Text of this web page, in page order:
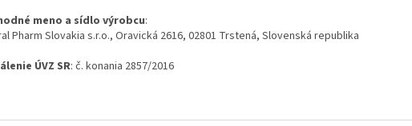
meno a sídlo výrobcu:
Pharm Slovakia s.r.o., Oravická 2616, 02801 Trstená, Slovenská republika
ÚVZ SR: č. konania 2857/2016